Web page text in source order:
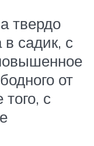
твердо
садик, с
от
с